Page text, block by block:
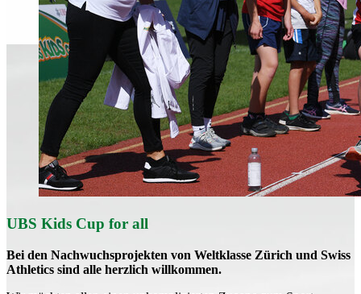
UBS Kids Cup for all
Bei den Nachwuchsprojekten von Weltklasse Zürich und Swiss
Athletics sind alle herzlich willkommen.